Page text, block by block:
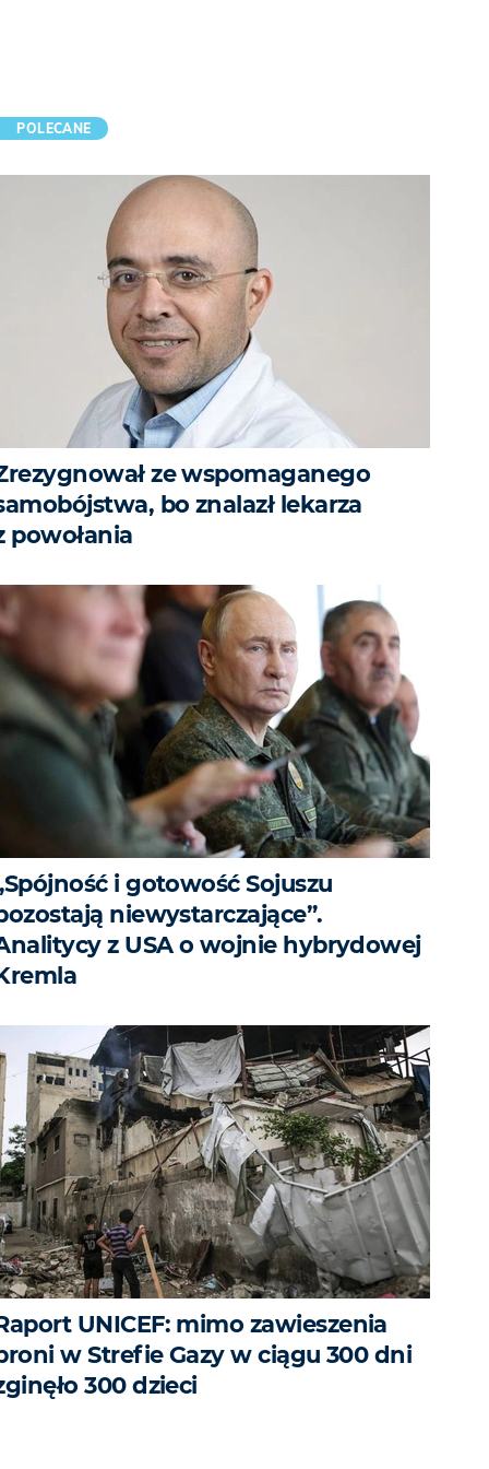
POLECANE
ze wspomaganego
bo znalazł lekarza
powołania
i gotowość Sojuszu
niewystarczające”.
z USA o wojnie hybrydowej
UNICEF: mimo zawieszenia
w Strefie Gazy w ciągu 300 dni
300 dzieci